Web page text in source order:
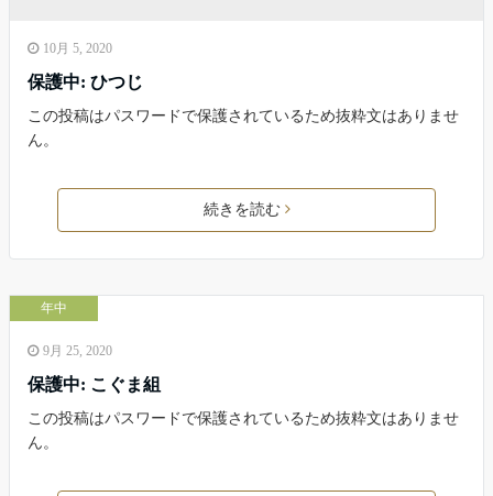
10月 5, 2020
保護中: ひつじ
この投稿はパスワードで保護されているため抜粋文はありませ
ん。
続きを読む
年中
9月 25, 2020
保護中: こぐま組
この投稿はパスワードで保護されているため抜粋文はありませ
ん。